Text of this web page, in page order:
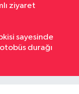
ziyaret
sayesinde
durağı